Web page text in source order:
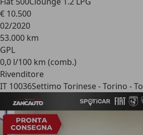
€ 10.500
02/2020
53.000 km
GPL
0,0 l/100 km (comb.)
Rivenditore
IT 10036Settimo Torinese - Torino - To